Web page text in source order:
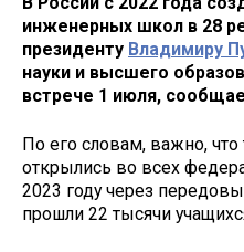
инженерных школ в 28
президенту Владимиру
науки и высшего
встрече 1 июля,
По его словам, важно,
открылись во всех
2023 году через
прошли 22 тысячи